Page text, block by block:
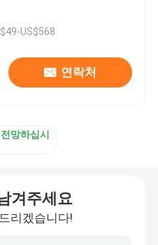
US$568
연락처
망하십시
겨주세요
리겠습니다!